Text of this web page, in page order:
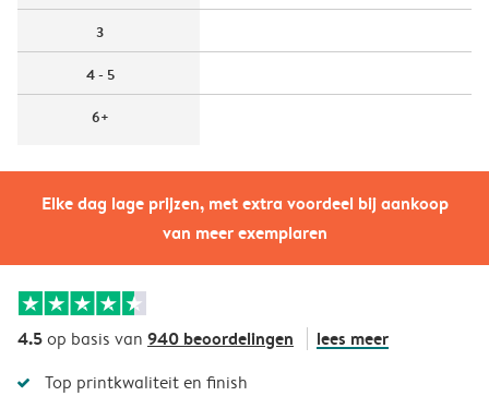
Elke dag lage prijzen, met extra voordeel bij aankoop
van meer exemplaren
3
4 - 5
6+
4.5op basis van 940 beoordelingen lees meer
Top printkwaliteit en finish